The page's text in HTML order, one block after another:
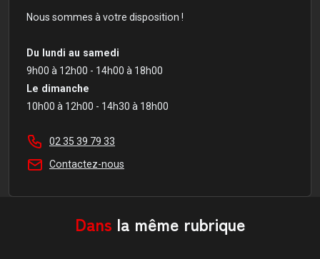
Nous sommes à votre disposition !
Du lundi au samedi
9h00 à 12h00 - 14h00 à 18h00
Le dimanche
10h00 à 12h00 - 14h30 à 18h00
02 35 39 79 33
Contactez-nous
Dans la même rubrique